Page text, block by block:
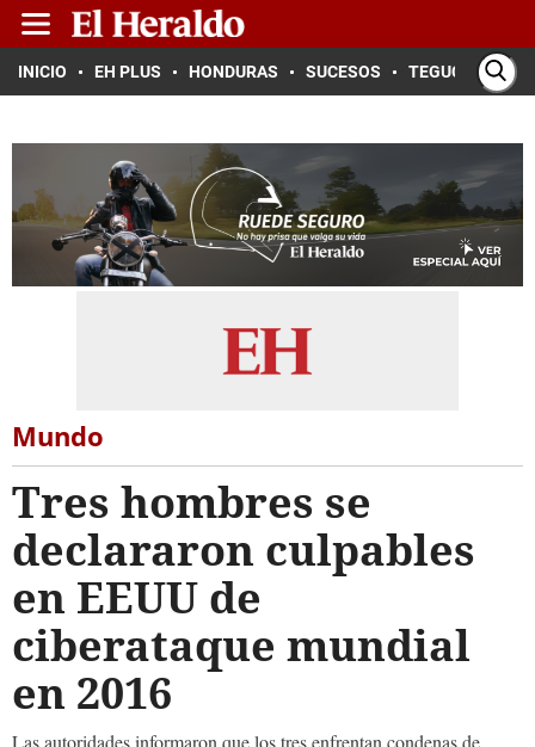
INICIO EH PLUS HONDURAS SUCESOS TEGUCIGALPA
Mundo
Tres hombres se
declararon culpables
en EEUU de
ciberataque mundial
en 2016
Las autoridades informaron que los tres enfrentan condenas de